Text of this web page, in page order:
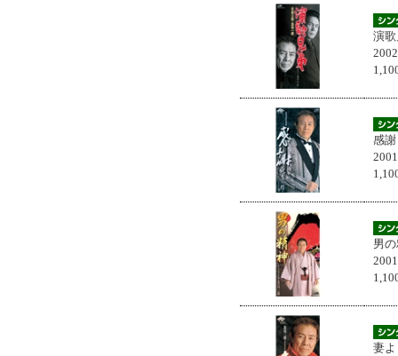
演
感謝
男
妻よ